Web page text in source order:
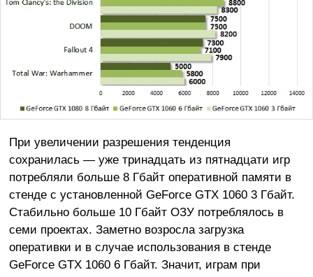
При увеличении разрешения тенденция
сохранилась — уже тринадцать из пятнадцати игр
потребляли больше 8 Гбайт оперативной памяти в
стенде с установленной GeForce GTX 1060 3 Гбайт.
Стабильно больше 10 Гбайт ОЗУ потреблялось в
семи проектах. Заметно возросла загрузка
оперативки и в случае использования в стенде
GeForce GTX 1060 6 Гбайт. Значит, играм при